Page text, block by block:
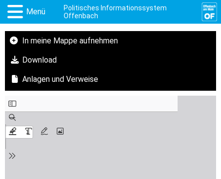
Menü
Politisches Informationssystem
Offenbach
In meine Mappe aufnehmen
Download
Anlagen und Verweise